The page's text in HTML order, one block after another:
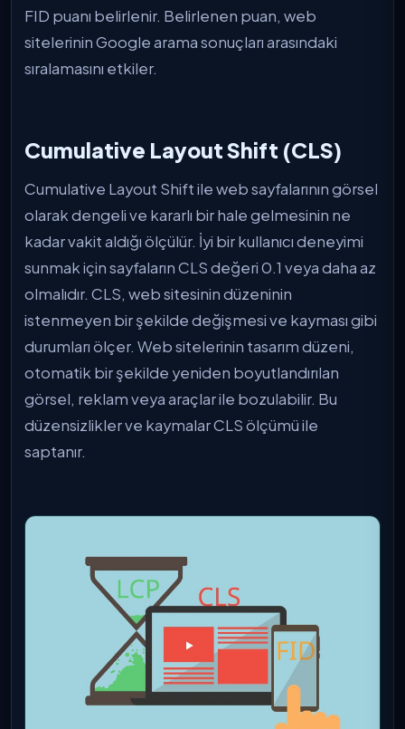
FID puanı belirlenir. Belirlenen puan, web
sitelerinin Google arama sonuçları arasındaki
sıralamasını etkiler.
Cumulative Layout Shift (CLS)
Cumulative Layout Shift ile web sayfalarının görsel
olarak dengeli ve kararlı bir hale gelmesinin ne
kadar vakit aldığı ölçülür. İyi bir kullanıcı deneyimi
sunmak için sayfaların CLS değeri 0.1 veya daha az
olmalıdır. CLS, web sitesinin düzeninin
istenmeyen bir şekilde değişmesi ve kayması gibi
durumları ölçer. Web sitelerinin tasarım düzeni,
otomatik bir şekilde yeniden boyutlandırılan
görsel, reklam veya araçlar ile bozulabilir. Bu
düzensizlikler ve kaymalar CLS ölçümü ile
saptanır.